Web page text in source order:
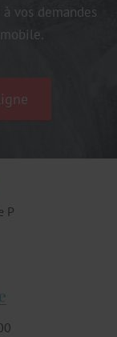
vos demandes
P